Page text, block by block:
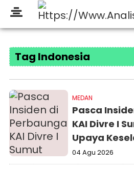
Tag Indonesia
MEDAN
Pasca
KAI Divre I
Upaya
Perlintasan
04 Agu 2026